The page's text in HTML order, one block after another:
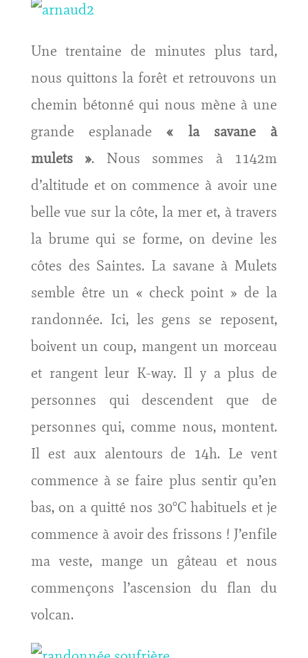
Une trentaine de minutes plus tard,
nous quittons la forêt et retrouvons un
chemin bétonné qui nous mène à une
grande esplanade « la savane à
mulets ». Nous sommes à 1142m
d’altitude et on commence à avoir une
belle vue sur la côte, la mer et, à travers
la brume qui se forme, on devine les
côtes des Saintes. La savane à Mulets
semble être un « check point » de la
randonnée. Ici, les gens se reposent,
boivent un coup, mangent un morceau
et rangent leur K-way. Il y a plus de
personnes qui descendent que de
personnes qui, comme nous, montent.
Il est aux alentours de 14h. Le vent
commence à se faire plus sentir qu’en
bas, on a quitté nos 30°C habituels et je
commence à avoir des frissons ! J’enfile
ma veste, mange un gâteau et nous
commençons l’ascension du flan du
volcan.